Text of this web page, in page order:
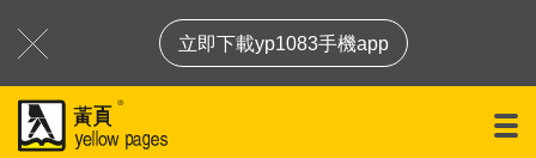
立即下載yp1083手機app